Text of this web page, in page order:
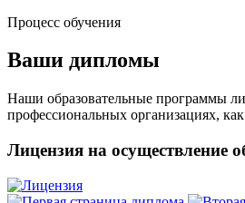
Процесс обучения
Ваши дипломы
Наши образовательные программы
профессиональных организациях,
Лицензия на осуществление